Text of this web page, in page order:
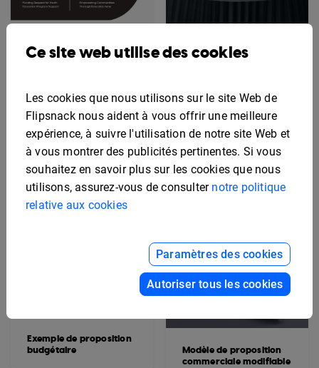
Exemple de proposition
Exemple de proposition
budgétaire
Modèle de proposition
commerciale modifiable
Ce site web utilise des cookies
Les cookies que nous utilisons sur le site Web de
Flipsnack nous aident à vous offrir une meilleure
expérience, à suivre l'utilisation de notre site Web et
à vous montrer des publicités pertinentes. Si vous
souhaitez en savoir plus sur les cookies que nous
utilisons, assurez-vous de consulter notre politique
relative aux cookies
Paramètres des cookies
Autoriser tous les cookies